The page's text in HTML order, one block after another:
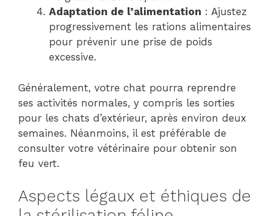
Adaptation de l’alimentation : Ajustez
progressivement les rations alimentaires
pour prévenir une prise de poids
excessive.
Généralement, votre chat pourra reprendre
ses activités normales, y compris les sorties
pour les chats d’extérieur, après environ deux
semaines. Néanmoins, il est préférable de
consulter votre vétérinaire pour obtenir son
feu vert.
Aspects légaux et éthiques de